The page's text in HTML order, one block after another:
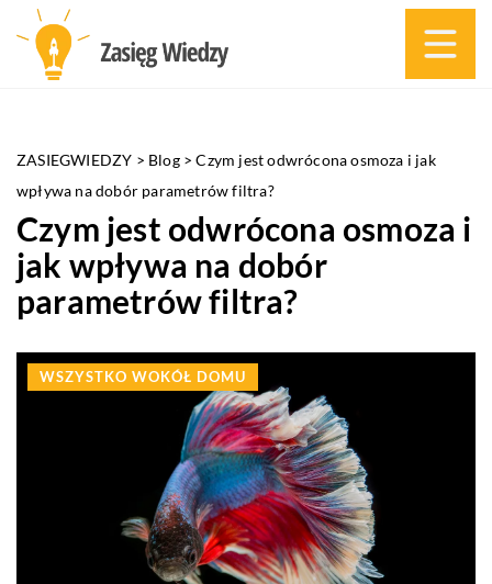
ZASIEGWIEDZY > Blog>Czym jest odwrócona osmoza i jak
wpływa na dobór parametrów filtra?
Czym jest odwrócona osmoza i
jak wpływa na dobór
parametrów filtra?
WSZYSTKO WOKÓŁ DOMU